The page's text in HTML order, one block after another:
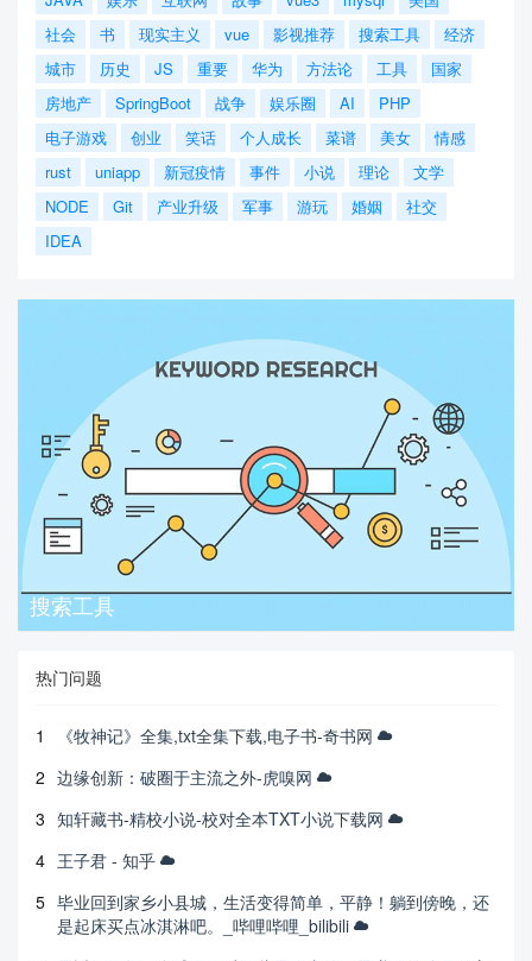
社会
书 现实主义 vue 影视推荐 搜索工具
经济
城市
历史 JS 重要 华为 方法论 工具
国家
房地产
SpringBoot 战争 娱乐圈 AI
PHP
电子游戏
创业 笑话 个人成长 菜谱 美女
情感
rust
uniapp 新冠疫情 事件 小说 理论
文学
NODE
Git 产业升级 军事 游玩 婚姻
社交
IDEA
搜索工具
热门问题
1
《牧神记》全集,txt全集下载,电子书-奇书网
2 边缘创新：破圈于主流之外-虎嗅网
3 知轩藏书-精校小说-校对全本TXT小说下载网
4 王子君 - 知乎
5 毕业回到家乡小县城，生活变得简单，平静！躺到傍晚，还
是起床买点冰淇淋吧。_哔哩哔哩_bilibili